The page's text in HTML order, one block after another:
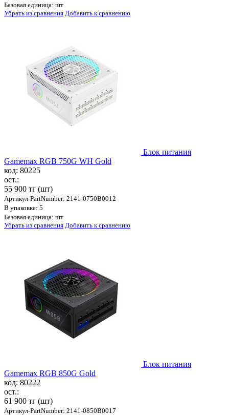
Базовая единица: шт
Убрать из сравнения Добавить к сравнению
Блок питания
Gamemax RGB 750G WH Gold
код: 80225
ост.:
55 900 тг (шт)
Артикул-PartNumber: 2141-0750B0012
В упаковке: 5
Базовая единица: шт
Убрать из сравнения Добавить к сравнению
Блок питания
Gamemax RGB 850G Gold
код: 80222
ост.:
61 900 тг (шт)
Артикул-PartNumber: 2141-0850B0017